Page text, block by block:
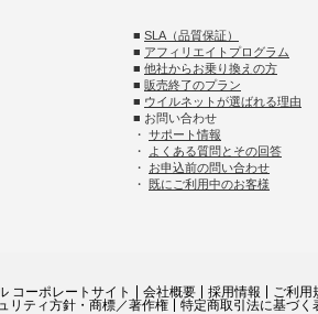
■ SLA（品質保証）
■ アフィリエイトプログラム
■ 他社からお乗り換えの方
■ 販売終了のプラン
■ ウイルネットが選ばれる理由
■ お問い合わせ
・ サポート情報
・
よくある質問とその回答
・ お申込前の問い合わせ
・ 既にご利用中のお客様
コーポレートサイト 会社概要 採用情報
ご利用
リティ方針・商標／著作権
特定商取引法に基づく